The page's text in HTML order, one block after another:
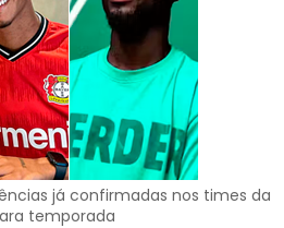
já confirmadas nos times da
temporada